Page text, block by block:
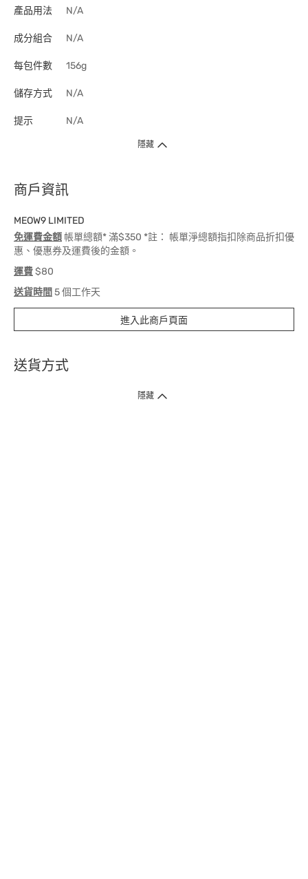
產品用法 N/A
成分組合 N/A
每包件數 156g
儲存方式 N/A
提示 N/A
隱藏
商戶資訊
MEOW9 LIMITED
免運費金額 帳單總額* 滿$350 *註： 帳單淨總額指扣除商品折扣優
惠、優惠券及運費後的金額。
運費$80
送貨時間 5 個工作天
進入此商戶頁面
送貨方式
1. 送貨到府（受衛生署條例規管產品除外 ）
隱藏